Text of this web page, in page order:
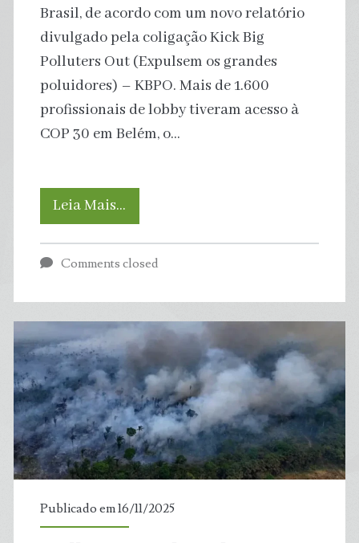
Brasil, de acordo com um novo relatório
divulgado pela coligação Kick Big
Polluters Out (Expulsem os grandes
poluidores) – KBPO. Mais de 1.600
profissionais de lobby tiveram acesso à
COP 30 em Belém, o…
Leia Mais…
30
maior
presença
de
sempre
lobby
Comments closed
Publicado em 16/11/2025